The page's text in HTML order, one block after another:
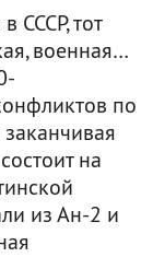
СССР, тот
военная…
по
на
из Ан-2 и